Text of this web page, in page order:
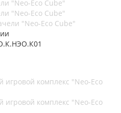
"Neo-Eco Cube"